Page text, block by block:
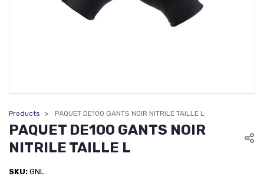
Products PAQUET DE100 GANTS NOIR NITRILE TAILLE L
PAQUET DE100 GANTS NOIR
NITRILE TAILLE L
SKU: GNL